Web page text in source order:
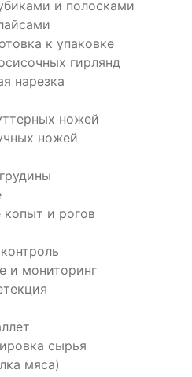
и полосками
к упаковке
гирлянд
нарезка
ножей
ножей
копыт и рогов
и мониторинг
сырья
мяса)